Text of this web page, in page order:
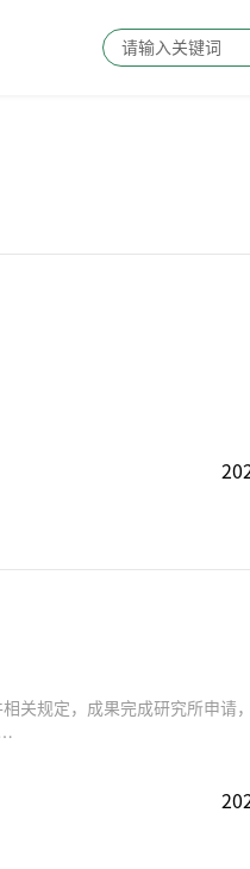
关规定，成果完成研究所申请
…